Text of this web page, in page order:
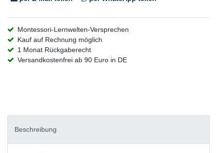
Montessori-Lernwelten-Versprechen
Kauf auf Rechnung möglich
1 Monat Rückgaberecht
Versandkostenfrei ab 90 Euro in DE
Beschreibung